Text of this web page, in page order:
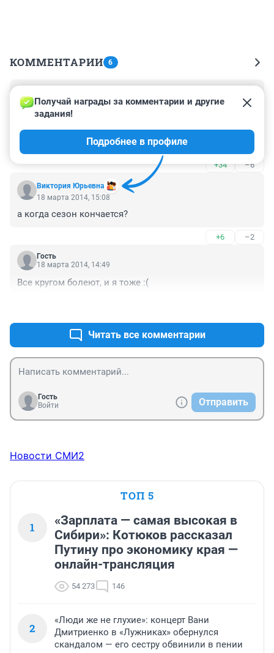
КОММЕНТАРИИ 6
18 марта 2014, 15:17
С ОРВИ не в Скорую следует обращаться, а вызывать
врача из поликлиники. А потом инфарктники не
могут дождаться помощи...
+34 –6
Виктория Юрьевна
Получай награды за комментарии и другие
задания!
Подробнее в профиле
18 марта 2014, 15:08
а когда сезон кончается?
+6 –2
Гость
18 марта 2014, 14:49
Все кругом болеют, и я тоже :(
Читать все комментарии
Гость
Войти
Отправить
Новости СМИ2
ТОП 5
1
«Зарплата — самая высокая в
Сибири»: Котюков рассказал
Путину про экономику края —
онлайн-трансляция
54 273 146
2
«Люди же не глухие»: концерт Вани
Дмитриенко в «Лужниках» обернулся
скандалом — его сестру обвинили в пении